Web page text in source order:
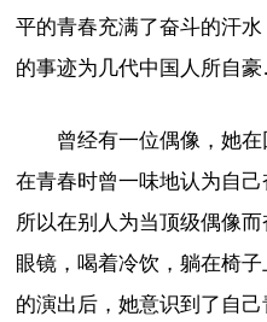
平的青春充满了奋斗的汗
的事迹为几代中国人所自
曾经有一位偶像，她
在青春时曾一味地认为自
所以在别人为当顶级偶像
眼镜，喝着冷饮，躺在椅
的演出后，她意识到了自